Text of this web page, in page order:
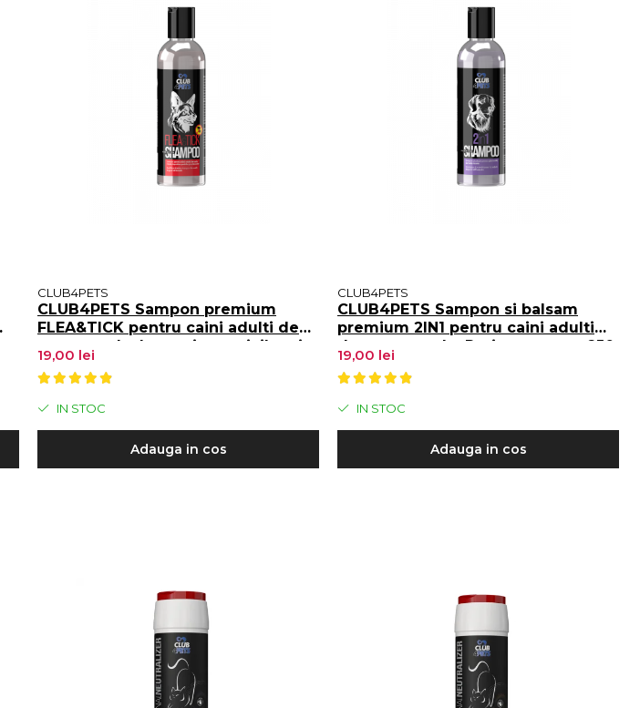
CLUB4PETS
CLUB4PETS Sampon premium
FLEA&TICK pentru caini adulti de
toate rasele, Impotriva puricilor si a
capuselor, 250 ML
19,00 lei
IN STOC
Adauga in cos
CLUB4PETS
CLUB4PETS Sampon si balsam
premium 2IN1 pentru caini adulti
de toate rasele, Periere usoara, 250
ML
19,00 lei
IN STOC
Adauga in cos